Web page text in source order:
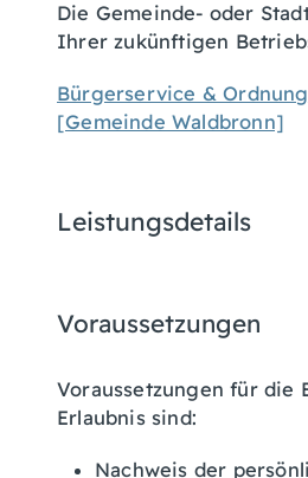
Die Gemeinde- oder
Ihrer zukünftigen
Bürgerservice &
[Gemeinde Waldbronn]
Leistungsdetails
Voraussetzungen
Voraussetzungen für die
Erlaubnis sind:
Nachweis der